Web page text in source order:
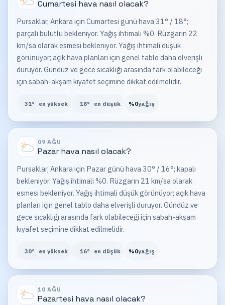
Cumartesi hava nasıl olacak?
Pursaklar, Ankara için Cumartesi günü hava 31° / 18°;
parçalı bulutlu bekleniyor. Yağış ihtimali %0. Rüzgarın 22
km/sa olarak esmesi bekleniyor. Yağış ihtimali düşük
görünüyor; açık hava planları için genel tablo daha elverişli
duruyor. Gündüz ve gece sıcaklığı arasında fark olabileceği
için sabah-akşam kıyafet seçimine dikkat edilmelidir.
31° en yüksek 18° en düşük %0yağış
09 AĞU
Pazarhava nasıl olacak?
Pursaklar, Ankara için Pazar günü hava 30° / 16°; kapalı
bekleniyor. Yağış ihtimali %0. Rüzgarın 21 km/sa olarak
esmesi bekleniyor. Yağış ihtimali düşük görünüyor; açık hava
planları için genel tablo daha elverişli duruyor. Gündüz ve
gece sıcaklığı arasında fark olabileceği için sabah-akşam
kıyafet seçimine dikkat edilmelidir.
30° en yüksek 16° en düşük %0yağış
10 AĞU
Pazartesi hava nasıl olacak?